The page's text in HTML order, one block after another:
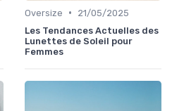
Oversize •
21/05/2025
Les Tendances Actuelles des
Lunettes de Soleil pour
Femmes